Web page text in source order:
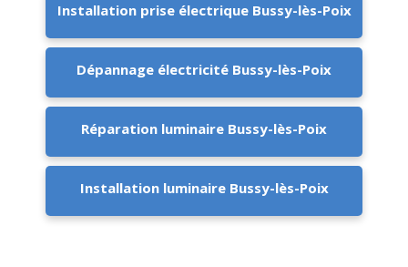
Installation prise électrique Bussy-lès-Poix
Dépannage électricité Bussy-lès-Poix
Réparation luminaire Bussy-lès-Poix
Installation luminaire Bussy-lès-Poix